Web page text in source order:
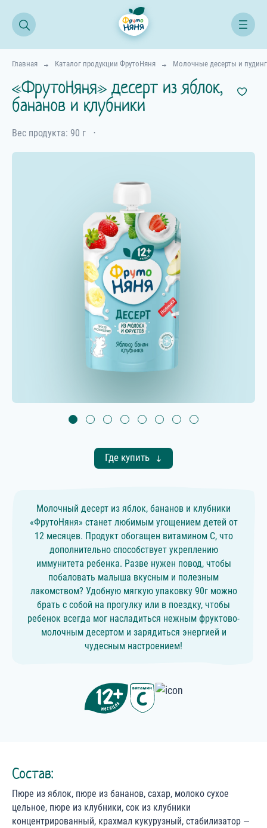
Главная Каталог продукции ФрутоНяня Молочные десерты и
«ФрутоНяня» десерт из яблок,
бананов и клубники
Вес продукта: 90 г ⋅
Где купить
Молочный десерт из яблок, бананов и клубники
«ФрутоНяня» станет любимым угощением детей от
12 месяцев. Продукт обогащен витамином С, что
дополнительно способствует укреплению
иммунитета ребенка. Разве нужен повод, чтобы
побаловать малыша вкусным и полезным
лакомством? Удобную мягкую упаковку 90г можно
брать с собой на прогулку или в поездку, чтобы
ребенок всегда мог насладиться нежным фруктово-
молочным десертом и зарядиться энергией и
чудесным настроением!
Состав:
Пюре из яблок, пюре из бананов, сахар, молоко сухое
цельное, пюре из клубники, сок из клубники
концентрированный, крахмал кукурузный, стабилизатор —